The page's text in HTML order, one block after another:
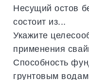
Несущий остов
состоит из...
Укажите
применения
Способность
грунтовым